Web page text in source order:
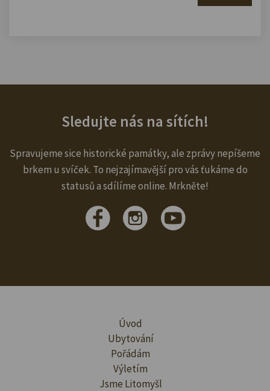
Sledujte nás na sítích!
Spravujeme sice historické památky, ale zprávy nepíšeme
brkem u svíček. To nejzajímavější pro vás ťukáme do
statusů a sdílíme online. Mrkněte!
Úvod
Ubytování
Pořádám
Výletím
Jsme Litomyšl